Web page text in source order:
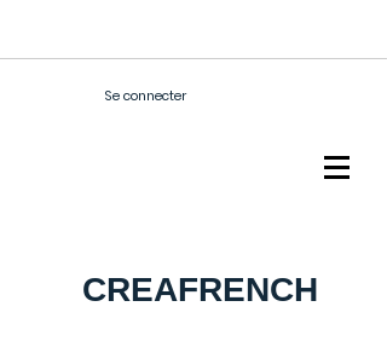
Se connecter
CREAFRENCH